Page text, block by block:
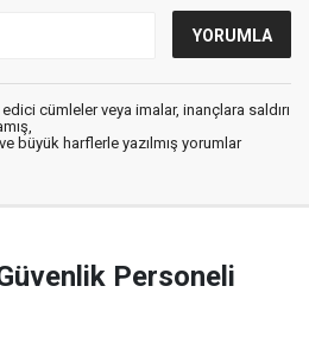
cümleler veya imalar, inançlara saldırı
büyük harflerle yazılmış yorumlar
Personeli